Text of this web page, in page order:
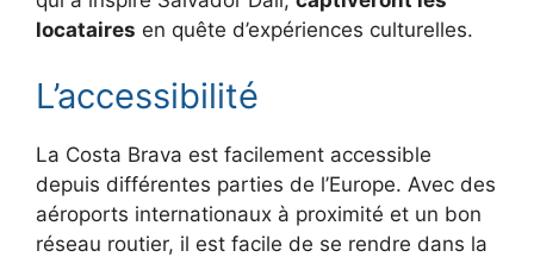
locataires en quête d’expériences culturelles.
L’accessibilité
La Costa Brava est facilement accessible
depuis différentes parties de l’Europe. Avec des
aéroports internationaux à proximité et un bon
réseau routier, il est facile de se rendre dans la